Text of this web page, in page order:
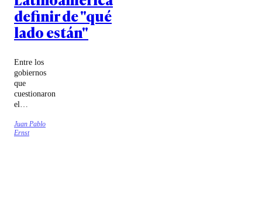
definir de "qué
lado están"
Entre los
gobiernos
que
cuestionaron
el
que ordenó
Donald
Juan Pablo
Ernst